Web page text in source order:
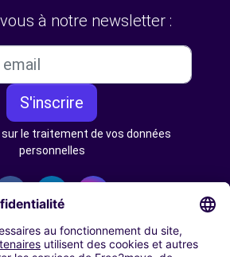
à notre newsletter :
S'inscrire
le traitement de vos données
personnelles